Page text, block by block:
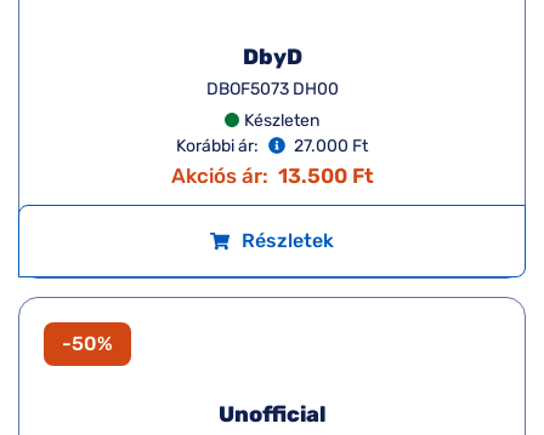
DbyD
DBOF5073 DH00
Készleten
Korábbi ár:
27.000 Ft
Akciós ár: 13.500 Ft
Részletek
-50%